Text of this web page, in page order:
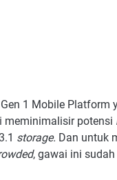
1 Mobile Platform
meminimalisir potensi
storage. Dan untuk
, gawai ini